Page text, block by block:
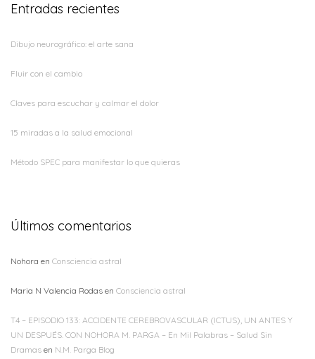
Entradas recientes
Dibujo neurográfico: el arte sana
Fluir con el cambio
Claves para escuchar y calmar el dolor
15 miradas a la salud emocional
Método SPEC para manifestar lo que quieras
Últimos comentarios
Nohora en Consciencia astral
Maria N Valencia Rodas en Consciencia astral
T4 – EPISODIO 133: ACCIDENTE CEREBROVASCULAR (ICTUS), UN ANTES Y
UN DESPUÉS. CON NOHORA M. PARGA – En Mil Palabras – Salud Sin
Dramas en N.M. Parga Blog